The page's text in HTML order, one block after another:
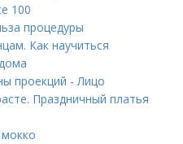
100
процедуры
Как научиться
проекций - Лицо
Праздничный платья